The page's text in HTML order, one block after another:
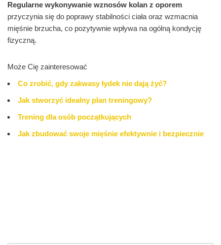
Regularne wykonywanie wznosów kolan z oporem
przyczynia się do poprawy stabilności ciała oraz wzmacnia
mięśnie brzucha, co pozytywnie wpływa na ogólną kondycję
fizyczną.
Może Cię zainteresować
Co zrobić, gdy zakwasy łydek nie dają żyć?
Jak stworzyć idealny plan treningowy?
Trening dla osób początkujących
Jak zbudować swoje mięśnie efektywnie i bezpiecznie